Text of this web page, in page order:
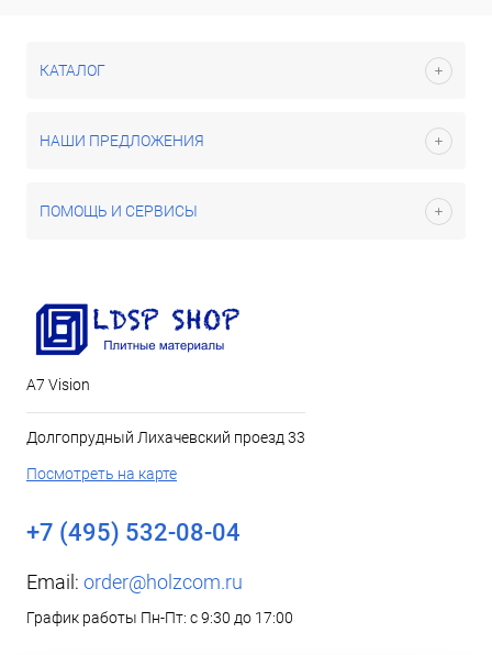
КАТАЛОГ
НАШИ ПРЕДЛОЖЕНИЯ
ПОМОЩЬ И СЕРВИСЫ
А7 Vision
Долгопрудный Лихачевский проезд 33
Посмотреть на карте
+7 (495) 532-08-04
Email: order@holzcom.ru
График работы Пн-Пт: с 9:30 до 17:00